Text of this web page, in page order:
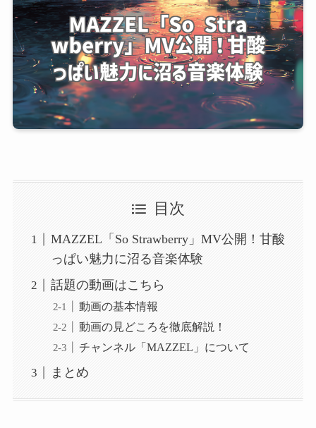
目次
MAZZEL「So Strawberry」MV公開！甘酸
っぱい魅力に沼る音楽体験
話題の動画はこちら
動画の基本情報
動画の見どころを徹底解説！
チャンネル「MAZZEL」について
まとめ